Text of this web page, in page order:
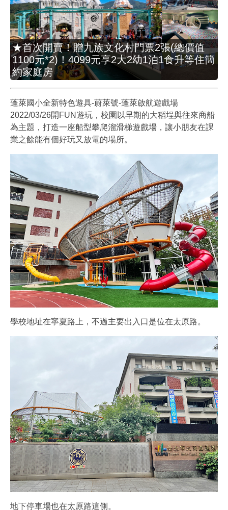
★首次開賣！贈九族文化村門票2張(總價值
1100元*2)！4099元享2大2幼1泊1食升等住簡
約家庭房
蓬萊國小全新特色遊具-蔚萊號-蓬萊啟航遊戲場
2022/03/26開FUN遊玩，校園以早期的大稻埕與往來商船
為主題，打造一座船型攀爬溜滑梯遊戲場，讓小朋友在課
業之餘能有個好玩又放電的場所。
學校地址在寧夏路上，不過主要出入口是位在太原路。
地下停車場也在太原路這側。